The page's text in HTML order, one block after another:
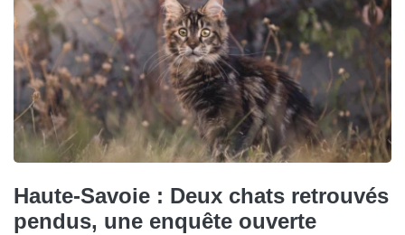
Haute-Savoie : Deux chats retrouvés
pendus, une enquête ouverte